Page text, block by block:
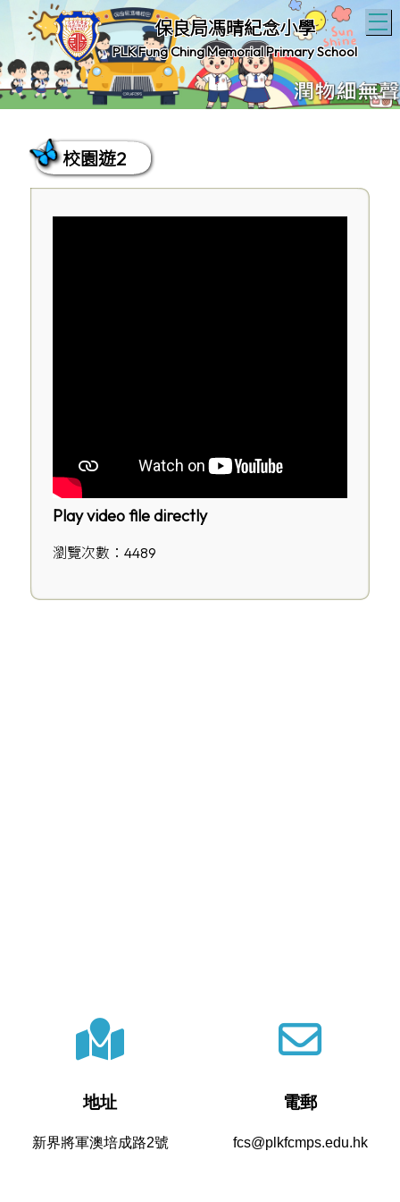
保良局馮晴紀念小學
PLK Fung Ching Memorial Primary School
校園遊2
Play video file directly
瀏覽次數：4489
地址
新界將軍澳培成路2號
電郵
fcs@plkfcmps.edu.hk